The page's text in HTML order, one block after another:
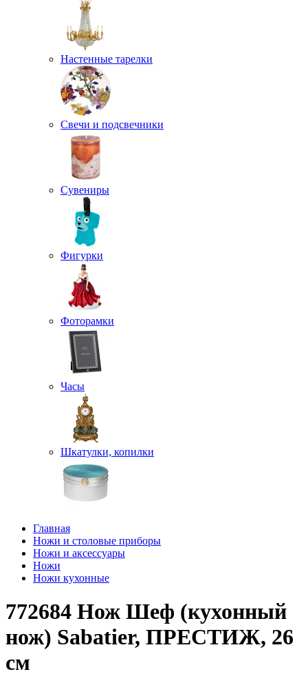
Настенные тарелки
Свечи и подсвечники
Сувениры
Фигурки
Фоторамки
Часы
Шкатулки, копилки
Главная
Ножи и столовые приборы
Ножи и аксессуары
Ножи
Ножи кухонные
772684 Нож Шеф (кухонный
нож) Sabatier, ПРЕСТИЖ, 26
см